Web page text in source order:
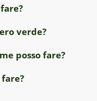
verde?
posso fare?